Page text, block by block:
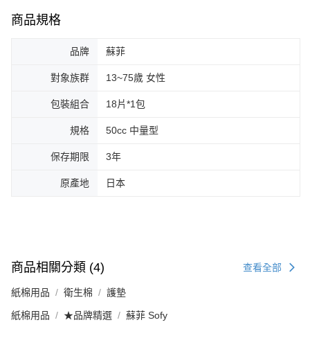
商品規格
品牌 蘇菲
對象族群 13~75歲 女性
包裝組合 18片*1包
規格 50cc 中量型
保存期限 3年
原產地 日本
商品相關分類 (4) 查看全部
紙棉用品 衛生棉 護墊
紙棉用品 ★品牌精選 蘇菲 Sofy